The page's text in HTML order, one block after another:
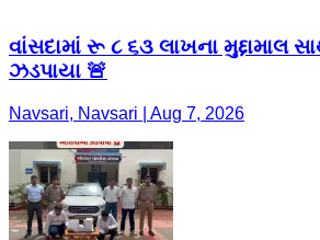
વાંસદામાં રૂ ૮ ૬૩ લાખના મુદ્દામાલ
ઝડપાયા 🚨
Navsari, Navsari | Aug 7, 2026